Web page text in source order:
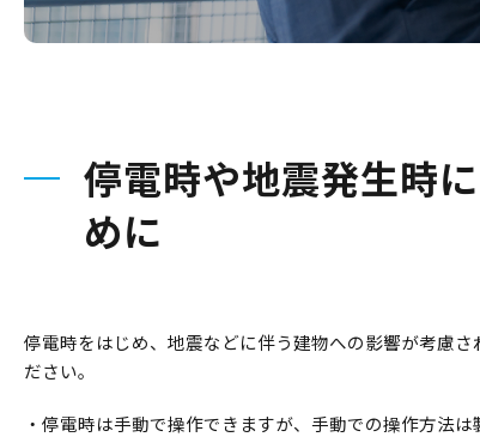
停電時や地震発生時
めに
停電時をはじめ、地震などに伴う建物への影響が考慮
ださい。
・停電時は手動で操作できますが、手動での操作方法